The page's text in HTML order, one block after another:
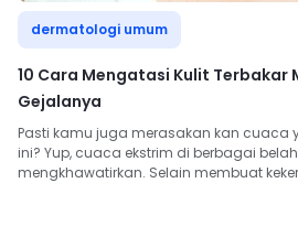
dermatologi umum
10 Cara Mengatasi Kulit Terbakar
Gejalanya
Pasti kamu juga merasakan kan cuaca
ini? Yup, cuaca ekstrim di berbagai
mengkhawatirkan. Selain membuat